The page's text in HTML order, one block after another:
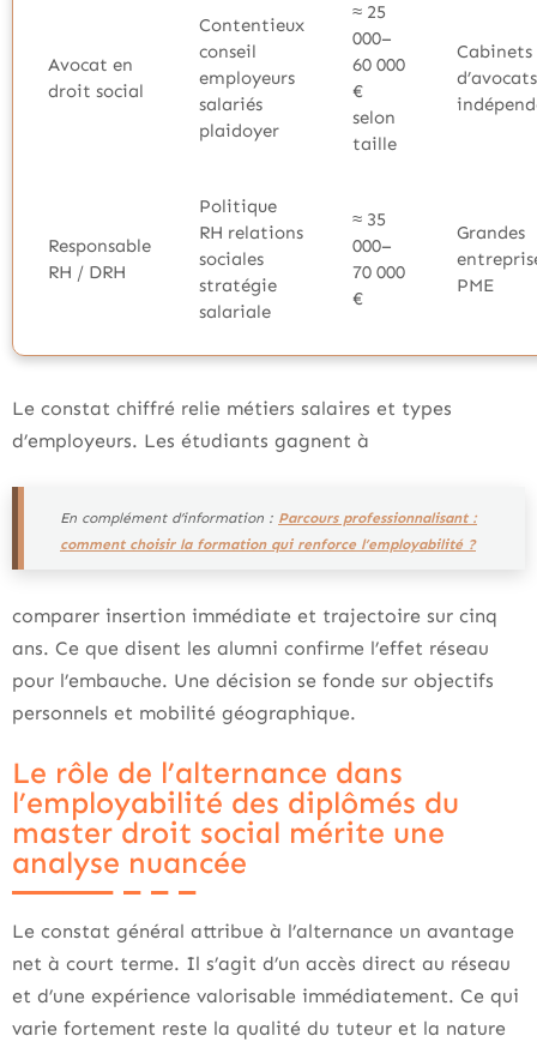
Avocat en
droit social
Contentieux
conseil
employeurs
salariés
plaidoyer
≈ 25
000–
60 000
€
selon
taille
Cabinets
d’avocats
Responsable
RH / DRH
Politique
RH relations
sociales
stratégie
salariale
≈ 35
000–
70 000
€
Grandes
PME
Le constat chiffré relie métiers salaires et types
d’employeurs. Les étudiants gagnent à
En complément d’information : Parcours professionnalisant :
comment choisir la formation qui renforce l’employabilité ?
comparer insertion immédiate et trajectoire sur cinq
ans. Ce que disent les alumni confirme l’effet réseau
pour l’embauche. Une décision se fonde sur objectifs
personnels et mobilité géographique.
Le rôle de l’alternance dans
l’employabilité des diplômés du
master droit social mérite une
analyse nuancée
Le constat général attribue à l’alternance un avantage
net à court terme. Il s’agit d’un accès direct au réseau
et d’une expérience valorisable immédiatement. Ce qui
varie fortement reste la qualité du tuteur et la nature